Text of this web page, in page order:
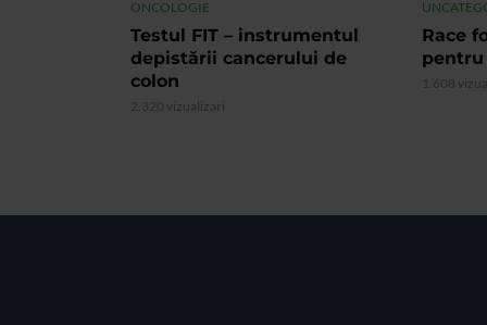
ONCOLOGIE
Testul FIT – instrumentul
depistării cancerului de
colon
2.320 vizualizari
Race
1.608